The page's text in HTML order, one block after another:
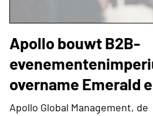
Apollo bouwt B2B-
overname Emerald
Apollo Global Management, de